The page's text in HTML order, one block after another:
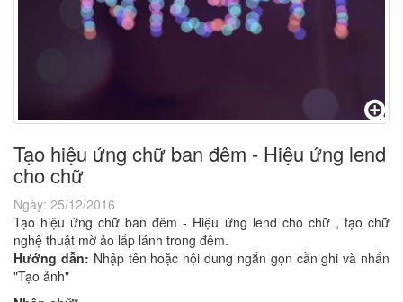
Tạo hiệu ứng chữ ban đêm - Hiệu ứng lend
cho chữ
Ngày: 25/12/2016
Tạo hiệu ứng chữ ban đêm - Hiệu ứng lend cho chữ , tạo chữ
nghệ thuật mờ ảo lấp lánh trong đêm.
Hướng dẫn: Nhập tên hoặc nội dung ngắn gọn cần ghi và nhấn
"Tạo ảnh"